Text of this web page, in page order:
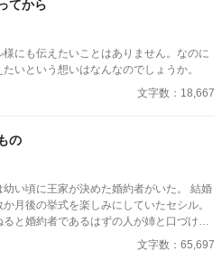
てから
様にも伝えたいことはありません。なのに
いという想いはなんなのでしょうか。
文字数：18,667
の
い頃に王家が決めた婚約者がいた。 結婚
月後の挙式を楽しみにしていたセシル。
と婚約者であるはずの人が姉と口づけを
る。傷つくセシルだったが新たな出会い
ていく。
文字数：65,697